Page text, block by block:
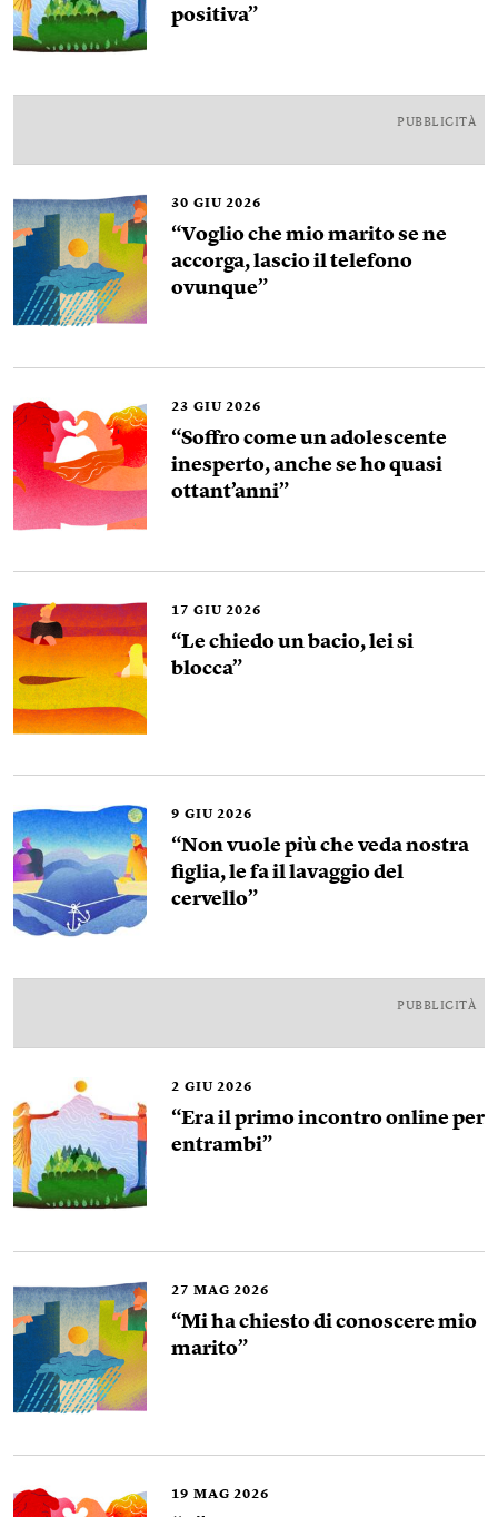
positiva”
PUBBLICITÀ
30 GIU 2026
“Voglio che mio marito se ne
accorga, lascio il telefono
ovunque”
23 GIU 2026
“Soffro come un adolescente
inesperto, anche se ho quasi
ottant’anni”
17 GIU 2026
“Le chiedo un bacio, lei si
blocca”
9 GIU 2026
“Non vuole più che veda nostra
figlia, le fa il lavaggio del
cervello”
PUBBLICITÀ
2 GIU 2026
“Era il primo incontro online per
entrambi”
27 MAG 2026
“Mi ha chiesto di conoscere mio
marito”
19 MAG 2026